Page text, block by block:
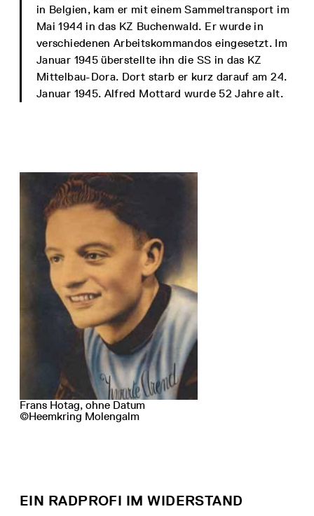
in Belgien, kam er mit einem Sammeltransport im
Mai 1944 in das KZ Buchenwald. Er wurde in
verschiedenen Arbeitskommandos eingesetzt. Im
Januar 1945 überstellte ihn die SS in das KZ
Mittelbau-Dora. Dort starb er kurz darauf am 24.
Januar 1945. Alfred Mottard wurde 52 Jahre alt.
Frans Hotag, ohne Datum
©Heemkring Molengalm
EIN RADPROFI IM WIDERSTAND